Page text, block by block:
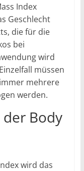
Index
Geschlecht
die für die
bei
wird
müssen
mehrere
werden.
Body
wird das